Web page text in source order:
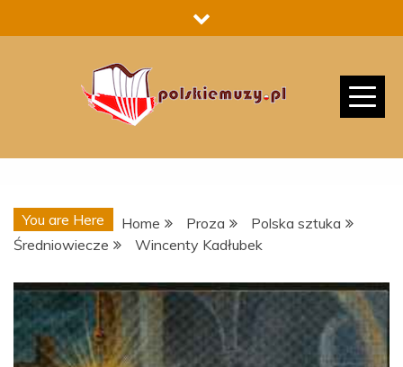
to
You are Here Home Proza
Polska sztuka
Średniowiecze
Wincenty Kadłubek